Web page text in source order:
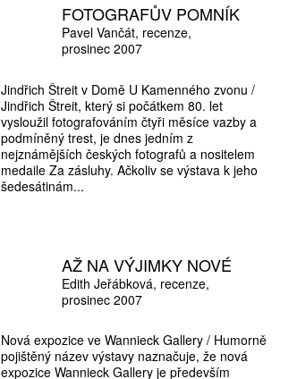
FOTOGRAFŮV POMNÍK
Pavel Vančát recenze
prosinec 2007
Jindřich Štreit v Domě U Kamenného zvonu /
Jindřich Štreit, který si počátkem 80. let
vysloužil fotografováním čtyři měsíce vazby a
podmíněný trest, je dnes jedním z
nejznámějších českých fotografů a nositelem
medaile Za zásluhy. Ačkoliv se výstava k jeho
šedesátinám...
AŽ NA VÝJIMKY NOVÉ
Edith Jeřábková recenze
prosinec 2007
Nová expozice ve Wannieck Gallery / Humorně
pojištěný název výstavy naznačuje, že nová
expozice Wannieck Gallery je především